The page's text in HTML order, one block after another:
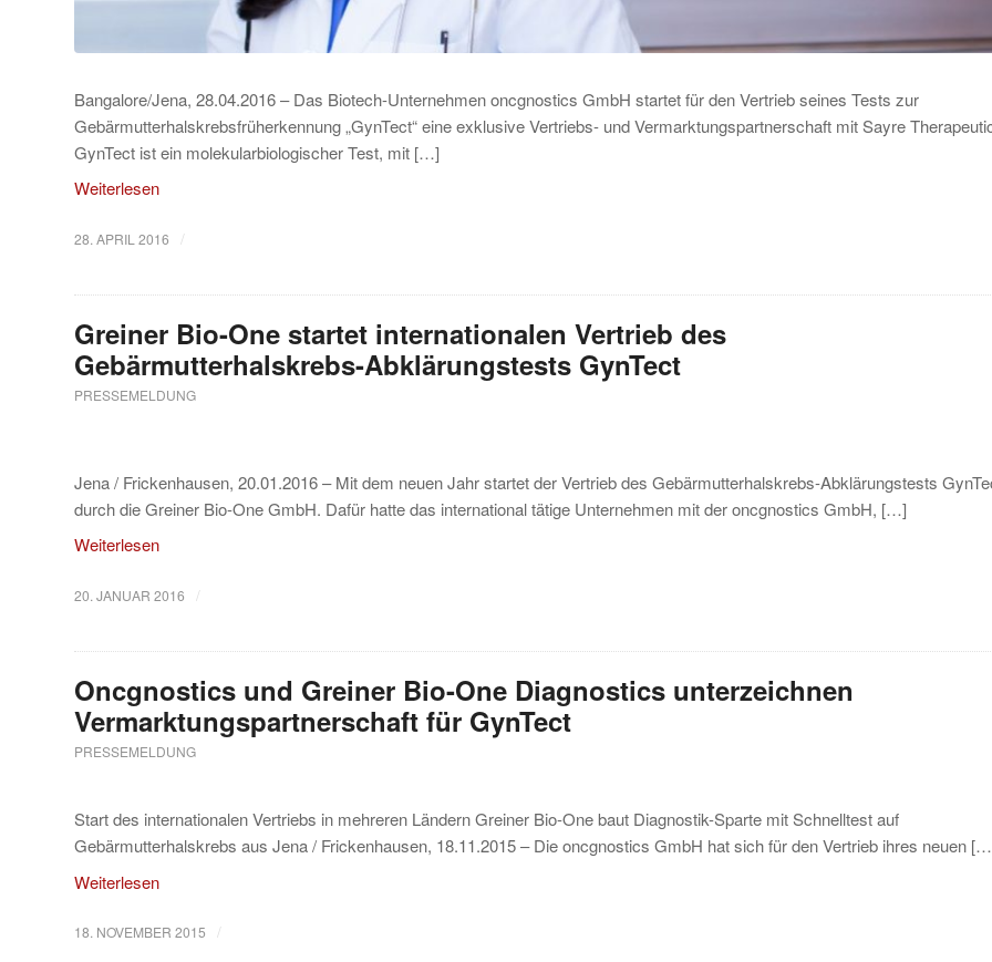
Bangalore/Jena, 28.04.2016 – Das Biotech-Unternehmen oncgnostics GmbH startet für den Vertrieb seines Tests zur
Gebärmutterhalskrebsfrüherkennung „GynTect“ eine exklusive Vertriebs- und Vermarktungspartnerschaft mit Sayre
GynTect ist ein molekularbiologischer Test, mit […]
Weiterlesen
28. APRIL 2016 /
Greiner Bio-One startet internationalen Vertrieb des
Gebärmutterhalskrebs-Abklärungstests GynTect
PRESSEMELDUNG
Jena / Frickenhausen, 20.01.2016 – Mit dem neuen Jahr startet der Vertrieb des Gebärmutterhalskrebs-Abklärungstests
durch die Greiner Bio-One GmbH. Dafür hatte das international tätige Unternehmen mit der oncgnostics GmbH, […]
Weiterlesen
20. JANUAR 2016 /
Oncgnostics und Greiner Bio-One Diagnostics unterzeichnen
Vermarktungspartnerschaft für GynTect
PRESSEMELDUNG
Start des internationalen Vertriebs in mehreren Ländern Greiner Bio-One baut Diagnostik-Sparte mit Schnelltest auf
Gebärmutterhalskrebs aus Jena / Frickenhausen, 18.11.2015 – Die oncgnostics GmbH hat sich für den Vertrieb ihres neuen
Weiterlesen
18. NOVEMBER 2015 /